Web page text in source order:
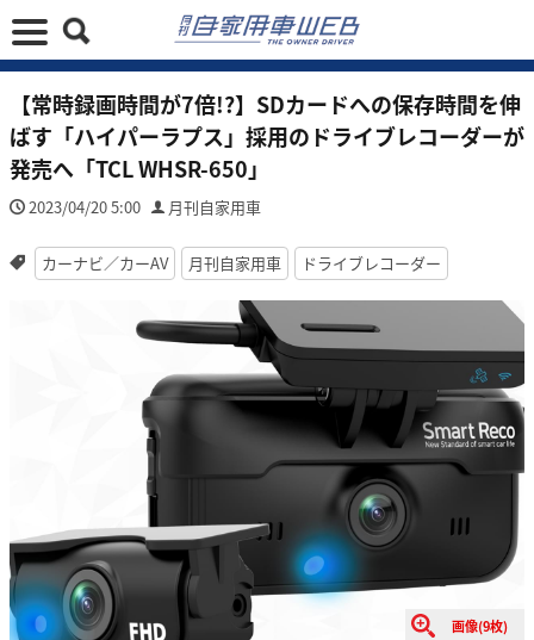
【常時録画時間が7倍!?】SDカードへの保存時間を伸
ばす「ハイパーラプス」採用のドライブレコーダーが
発売へ「TCL WHSR-650」
2023/04/20 5:00 月刊自家用車
カーナビ／カーAV 月刊自家用車 ドライブレコーダー
画像(9枚)